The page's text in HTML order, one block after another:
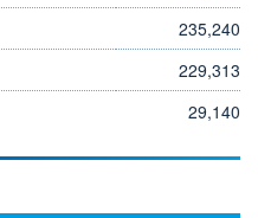
235,240
229,313
29,140